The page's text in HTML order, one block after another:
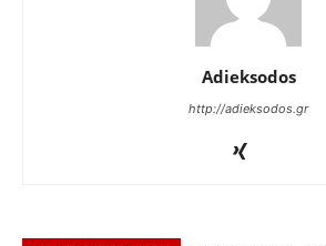
Adieksodos
http://adieksodos.gr